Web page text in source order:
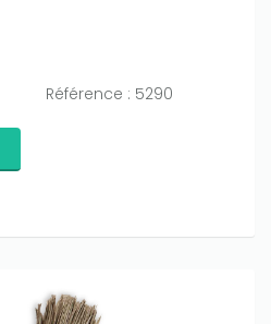
Référence : 5290